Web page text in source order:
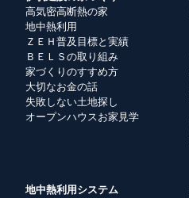
高気密高断熱の家
地中熱利用
ＺＥＨ普及目標と実績
ＢＥＬＳの取り組み
家づくりのすすめ方
大切なお金の話
失敗しない土地探し
オープンハウスお家見学
地中熱利用システム